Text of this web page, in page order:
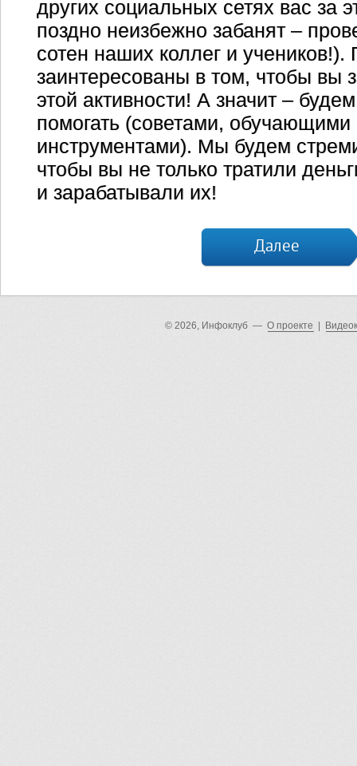
других социальных сетях вас за
поздно неизбежно забанят –
сотен наших коллег и
заинтересованы в том, чтобы вы
этой активности! А значит –
помогать (советами,
инструментами). Мы будем
чтобы вы не только тратили
и зарабатывали их!
Далее
© 2026, Инфоклуб —О проекте